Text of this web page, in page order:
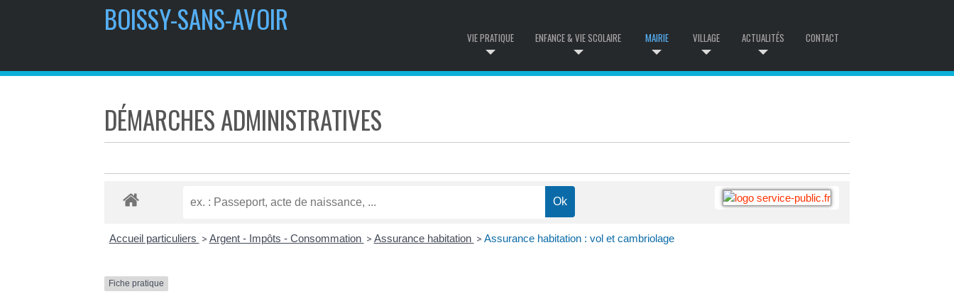
BOISSY-SANS-AVOIR
CONTACT
ACTUALITÉS
VILLAGE
MAIRIE
ENFANCE & VIE SCOLAIRE
VIE PRATIQUE
DÉMARCHES ADMINISTRATIVES
Accueil particuliers > Argent - Impôts - Consommation > Assurance habitation > Assurance habitation : vol et cambriolage
Fiche pratique